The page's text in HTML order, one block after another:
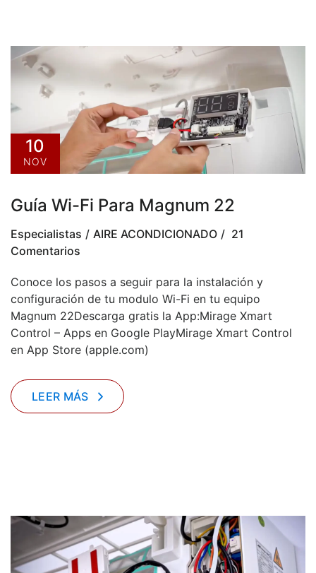
10
NOV
Guía Wi-Fi Para Magnum 22
Especialistas AIRE ACONDICIONADO
21
Comentarios
Conoce los pasos a seguir para la instalación y
configuración de tu modulo Wi-Fi en tu equipo
Magnum 22Descarga gratis la App:Mirage Xmart
Control – Apps en Google PlayMirage Xmart Control
en App Store (apple.com)
LEER MÁS